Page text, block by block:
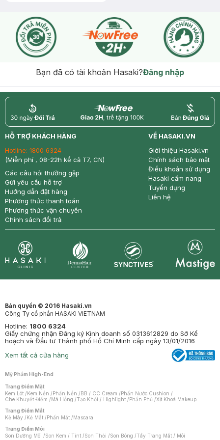
Bạn đã có tài khoản Hasaki?Đăng nhập
return nowfree price
HỖ TRỢ KHÁCH HÀNG
Hotline: 1800 6324
(Miễn phí , 08-22h kể cả T7, CN)
Các câu hỏi thường gặp
Gửi yêu cầu hỗ trợ
Hướng dẫn đặt hàng
Phương thức thanh toán
Phương thức vận chuyển
Chính sách đổi trả
VỀ HASAKI.VN
Giới thiệu Hasaki.vn
Chính sách bảo mật
Điều khoản sử dụng
Hasaki cẩm nang
Tuyển dụng
Liên hệ
Bản quyền © 2016 Hasaki.vn
Công Ty cổ phần HASAKI VIETNAM
Hotline: 1800 6324
Giấy chứng nhận Đăng ký Kinh doanh số 0313612829 do Sở Kế
hoạch và Đầu tư Thành phố Hồ Chí Minh cấp ngày 13/01/2016
Xem tất cả cửa hàng
Mỹ Phẩm High-End
Trang Điểm Mặt
Kem Lót /Kem Nền /Phấn Nền /BB / CC Cream /Phấn Nước Cushion /
Che Khuyết Điểm /Má Hồng /Tạo Khối / Highlight /Phấn Phủ /Xịt Khoá Makeup
Trang Điểm Mắt
Kẻ Mày /Kẻ Mắt /Phấn Mắt /Mascara
Trang Điểm Môi
Son Dưỡng Môi /Son Kem / Tint /Son Thỏi /Son Bóng /Tẩy Trang Mắt / Môi